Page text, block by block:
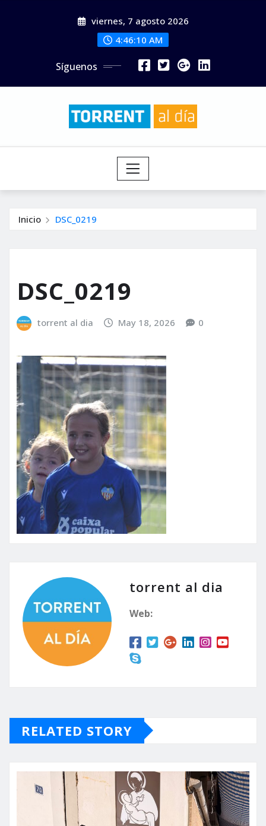
viernes, 7 agosto 2026
4:46:11 AM
Síguenos
Inicio DSC_0219
DSC_0219
torrent al dia May 18, 2026 0
torrent al dia
Web:
RELATED STORY